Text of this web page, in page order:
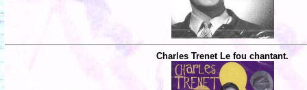
Charles Trenet Le fou chantant.